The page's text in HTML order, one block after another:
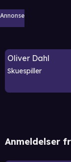
Annonse
Oliver Dahl
Skuespiller
Anmeldelser